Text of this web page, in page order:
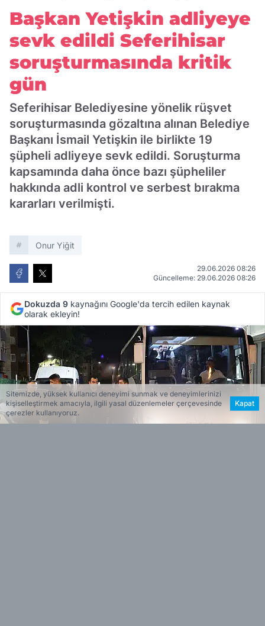
Başkan Yetişkin adliyeye
sevk edildi Seferihisar
soruşturmasında kritik
gün
Seferihisar Belediyesine yönelik rüşvet
soruşturmasında gözaltına alınan Belediye
Başkanı İsmail Yetişkin ile birlikte 19
şüpheli adliyeye sevk edildi. Soruşturma
kapsamında daha önce bazı şüpheliler
hakkında adli kontrol ve serbest bırakma
kararları verilmişti.
Onur Yiğit
29.06.2026 08:26
Güncelleme: 29.06.2026 08:26
Dokuzda 9 kaynağını Google'da tercih edilen kaynak
olarak ekleyin!
Sitemizde, yüksek kullanıcı deneyimi sunmak ve deneyimlerinizi
kişiselleştirmek amacıyla, ilgili yasal düzenlemeler çerçevesinde
çerezler kullanıyoruz.
Kapat